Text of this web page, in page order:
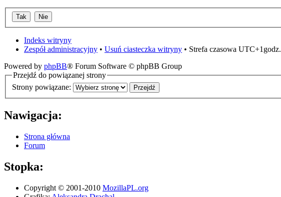
Indeks witryny
Zespół administracyjny • Usuń ciasteczka witryny • Strefa czasowa UTC+1godz.
Powered by phpBB® Forum Software © phpBB Group
Przejdź do powiązanej strony
Strony powiązane:
Nawigacja:
Strona główna
Forum
Stopka:
Copyright © 2001-2010 MozillaPL.org